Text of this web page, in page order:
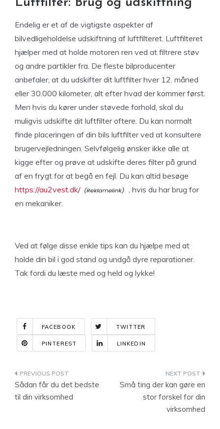
Luftfilter: Brug og udskiftning
Endelig er et af de vigtigste aspekter af
bilvedligeholdelse udskiftning af luftfilteret. Luftfilteret
hjælper med at holde motoren ren ved at filtrere støv
og andre partikler fra. De fleste bilproducenter
anbefaler, at du udskifter dit luftfilter hver 12. måned
eller 30.000 kilometer, alt efter hvad der kommer først.
Men hvis du kører under støvede forhold, skal du
muligvis udskifte dit luftfilter oftere. Du kan normalt
finde placeringen af din bils luftfilter ved at konsultere
brugervejledningen. Selvfølgelig ønsker ikke alle at
kigge efter og prøve at udskifte deres filter på grund
af en frygt for at begå en fejl. Du kan altid besøge
https://au2vest.dk/
, hvis du har brug for
en mekaniker.
Ved at følge disse enkle tips kan du hjælpe med at
holde din bil i god stand og undgå dyre reparationer.
Tak fordi du læste med og held og lykke!
FACEBOOK TWITTER
PINTEREST LINKEDIN
Indlægsnavigation
Sådan får du det bedste
til din virksomhed
Små ting der kan gøre en
stor forskel for din
virksomhed